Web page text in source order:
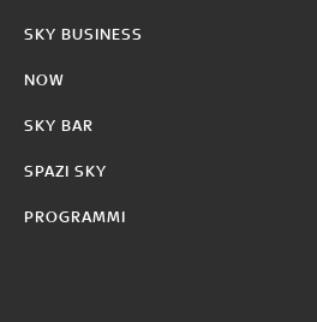
SKY BUSINESS
NOW
SKY BAR
SPAZI SKY
PROGRAMMI